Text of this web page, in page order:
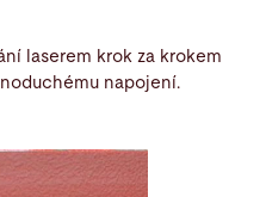
laserem krok za krokem
napojení.